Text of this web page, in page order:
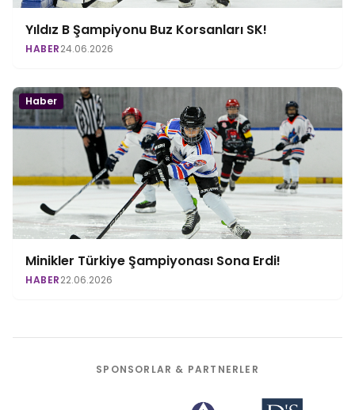
Yıldız B Şampiyonu Buz Korsanları SK!
HABER24.06.2026
Haber
Minikler Türkiye Şampiyonası Sona Erdi!
HABER22.06.2026
SPONSORLAR & PARTNERLER